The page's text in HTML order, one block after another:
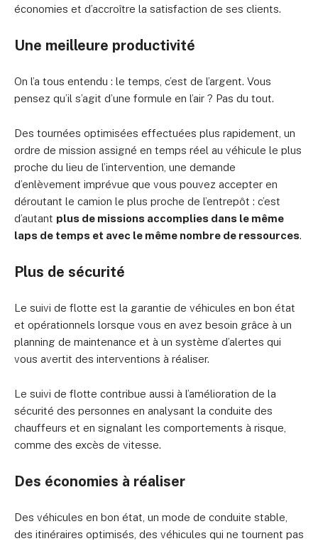
économies et d’accroître la satisfaction de ses clients.
Une meilleure productivité
On l’a tous entendu : le temps, c’est de l’argent. Vous
pensez qu’il s’agit d’une formule en l’air ? Pas du tout.
Des tournées optimisées effectuées plus rapidement, un
ordre de mission assigné en temps réel au véhicule le plus
proche du lieu de l’intervention, une demande
d’enlèvement imprévue que vous pouvez accepter en
déroutant le camion le plus proche de l’entrepôt : c’est
d’autant plus de missions accomplies dans le même
laps de temps et avec le même nombre de ressources.
Plus de sécurité
Le suivi de flotte est la garantie de véhicules en bon état
et opérationnels lorsque vous en avez besoin grâce à un
planning de maintenance et à un système d’alertes qui
vous avertit des interventions à réaliser.
Le suivi de flotte contribue aussi à l’amélioration de la
sécurité des personnes en analysant la conduite des
chauffeurs et en signalant les comportements à risque,
comme des excès de vitesse.
Des économies à réaliser
Des véhicules en bon état, un mode de conduite stable,
des itinéraires optimisés, des véhicules qui ne tournent pas